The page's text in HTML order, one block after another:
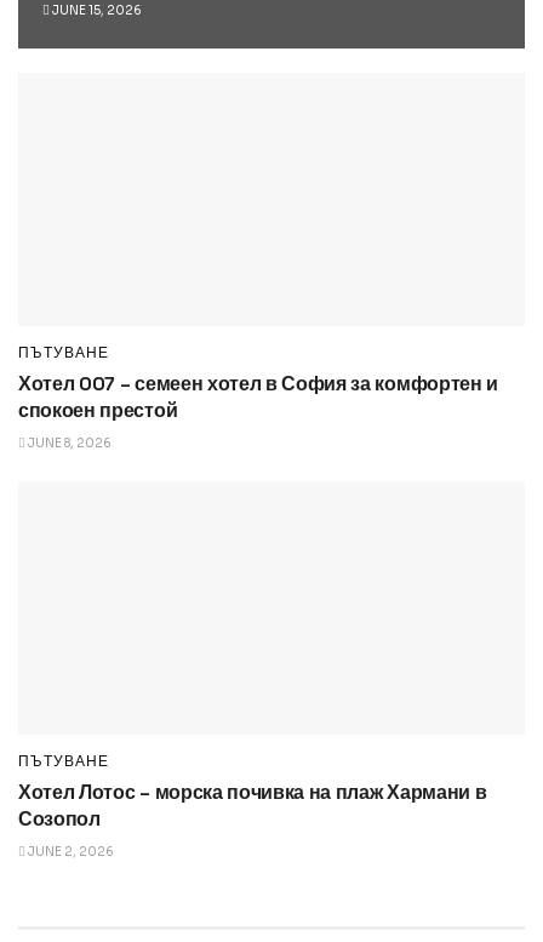
JUNE 15, 2026
ПЪТУВАНЕ
Хотел 007 – семеен хотел в София за комфортен и
спокоен престой
JUNE 8, 2026
ПЪТУВАНЕ
Хотел Лотос – морска почивка на плаж Хармани в
Созопол
JUNE 2, 2026